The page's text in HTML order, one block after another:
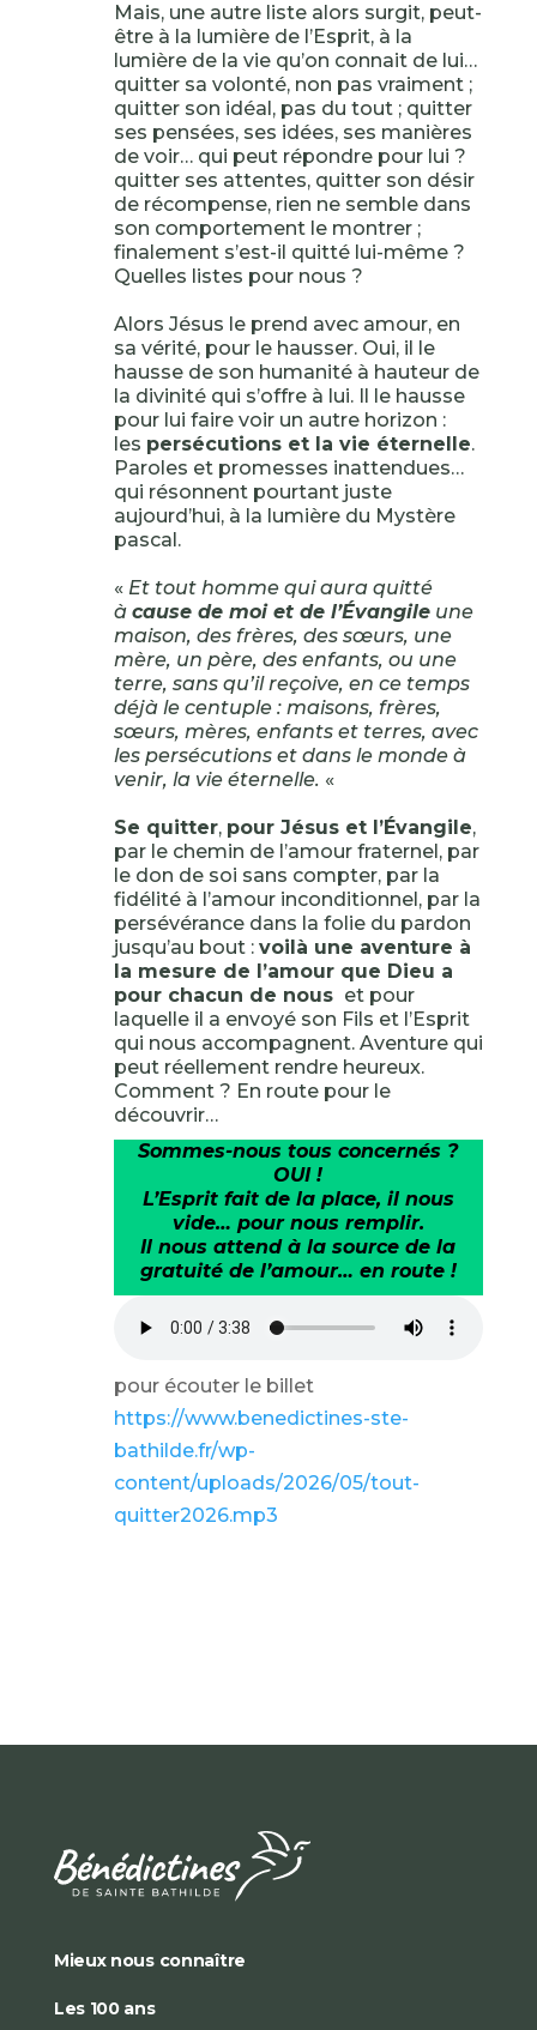
Mais, une autre liste alors surgit, peut-
être à la lumière de l’Esprit, à la
lumière de la vie qu’on connait de lui…
quitter sa volonté, non pas vraiment ;
quitter son idéal, pas du tout ; quitter
ses pensées, ses idées, ses manières
de voir… qui peut répondre pour lui ?
quitter ses attentes, quitter son désir
de récompense, rien ne semble dans
son comportement le montrer ;
finalement s’est-il quitté lui-même ?
Quelles listes pour nous ?
Alors Jésus le prend avec amour, en
sa vérité, pour le hausser. Oui, il le
hausse de son humanité à hauteur de
la divinité qui s’offre à lui. Il le hausse
pour lui faire voir un autre horizon :
les persécutions et la vie éternelle.
Paroles et promesses inattendues…
qui résonnent pourtant juste
aujourd’hui, à la lumière du Mystère
pascal.
« Et tout homme qui aura quitté
à cause de moi et de l’Évangileune
maison, des frères, des sœurs, une
mère, un père, des enfants, ou une
terre, sans qu’il reçoive, en ce temps
déjà le centuple : maisons, frères,
sœurs, mères, enfants et terres, avec
les persécutions et dans le monde à
venir, la vie éternelle. «
Se quitter, pour Jésus et l’Évangile,
par le chemin de l’amour fraternel, par
le don de soi sans compter, par la
fidélité à l’amour inconditionnel, par la
persévérance dans la folie du pardon
jusqu’au bout : voilà une aventure à
la mesure de l’amour que Dieu a
pour chacun de nous et pour
laquelle il a envoyé son Fils et l’Esprit
qui nous accompagnent. Aventure qui
peut réellement rendre heureux.
Comment ? En route pour le
découvrir…
Sommes-nous tous concernés ?
OUI !
L’Esprit fait de la place, il nous
vide… pour nous remplir.
Il nous attend à la source de la
gratuité de l’amour… en route !
pour écouter le billet
https://www.benedictines-ste-
bathilde.fr/wp-
content/uploads/2026/05/tout-
quitter2026.mp3
Mieux nous connaître
Les 100 ans